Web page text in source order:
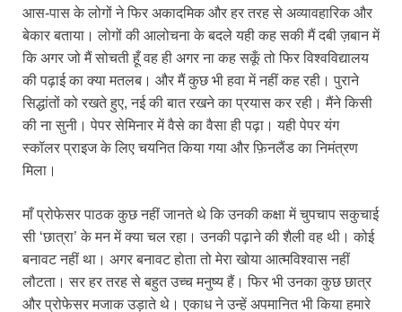
आस-पास के लोगों ने फिर अकादमिक और हर तरह से अव्यावहारिक और
बेकार बताया। लोगों की आलोचना के बदले यही कह सकी मैं दबी ज़बान में
कि अगर जो मैं सोचती हूँ वह ही अगर ना कह सकूँ तो फिर विश्वविद्यालय
की पढ़ाई का क्या मतलब। और मैं कुछ भी हवा में नहीं कह रही। पुराने
सिद्धांतों को रखते हुए, नई की बात रखने का प्रयास कर रही। मैंने किसी
की ना सुनी। पेपर सेमिनार में वैसे का वैसा ही पढ़ा। यही पेपर यंग
स्कॉलर प्राइज के लिए चयनित किया गया और फ़िनलैंड का निमंत्रण
मिला।
माँ प्रोफेसर पाठक कुछ नहीं जानते थे कि उनकी कक्षा में चुपचाप सकुचाई
सी ‘छात्रा’ के मन में क्या चल रहा। उनकी पढ़ाने की शैली वह थी। कोई
बनावट नहीं था। अगर बनावट होता तो मेरा खोया आत्मविश्वास नहीं
लौटता। सर हर तरह से बहुत उच्च मनुष्य हैं। फिर भी उनका कुछ छात्र
और प्रोफेसर मजाक उड़ाते थे। एकाध ने उन्हें अपमानित भी किया हमारे